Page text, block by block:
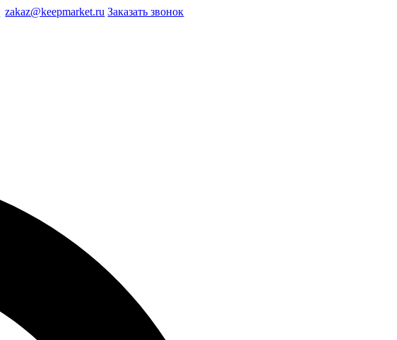
zakaz@keepmarket.ru Заказать звонок